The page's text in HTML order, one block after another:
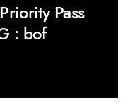
Pass
: bof